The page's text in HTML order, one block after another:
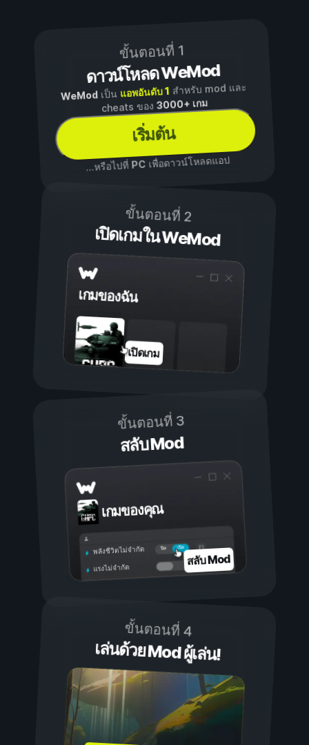
ขั้นตอนที่ 1
ดาวน์โหลด WeMod
WeModเป็น แอพอันดับ 1 สำหรับ mod และ
cheats ของ3000+ เกม
เริ่มต้น
...หรือไปที่ PCเพื่อดาวน์โหลดแอป
ขั้นตอนที่ 2
เปิดเกมใน WeMod
เกมของฉัน
เปิดเกม
ขั้นตอนที่ 3
สลับ Mod
เกมของคุณ
เปิด
ปิด
พลังชีวิตไม่จำกัด
แรงไม่จำกัด สลับ Mod
ขั้นตอนที่ 4
เล่นด้วย Mod ผู้เล่น!